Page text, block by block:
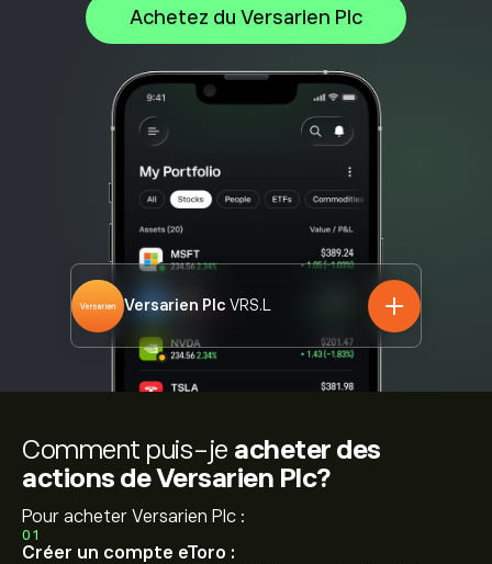
Achetez du Versarien Plc
Versarien Plc VRS.L
Comment puis-je acheter des
actions de Versarien Plc?
Pour acheter Versarien Plc :
01
Créer un compte eToro :